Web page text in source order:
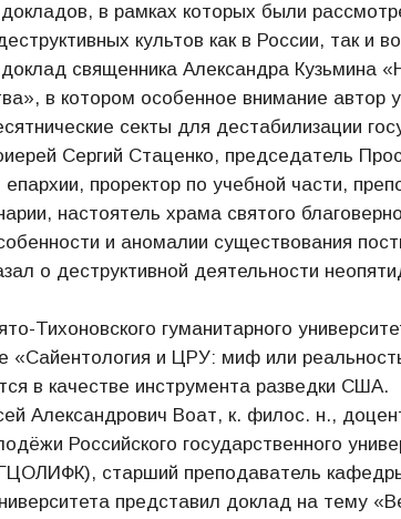
в рамках которых были
культов как в России, так и
священника Александра Кузьмина
в котором особенное внимание автор
секты для дестабилизации
Сергий Стаценко, председатель
епархии, проректор по учебной части,
настоятель храма святого
и аномалии существования
о деструктивной деятельности
Тихоновского гуманитарного
и ЦРУ: миф или
в качестве инструмента разведки США.
Александрович Воат, к. филос. н.,
Российского государственного
старший преподаватель
представил доклад на тему